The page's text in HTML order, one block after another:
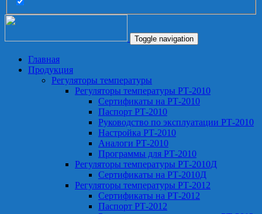
Toggle navigation
Главная
Продукция
Регуляторы температуры
Регуляторы температуры РТ-2010
Сертификаты на РТ-2010
Паспорт РТ-2010
Руководство по эксплуатации РТ-2010
Настройка РТ-2010
Аналоги РТ-2010
Программы для РТ-2010
Регуляторы температуры РТ-2010Д
Сертификаты на РТ-2010Д
Регуляторы температуры РТ-2012
Сертификаты на РТ-2012
Паспорт РТ-2012